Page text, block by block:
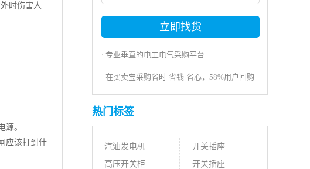
时伤害人
。
应该打到什
立即找货
· 专业垂直的电工电气采购平台
· 在买卖宝采购省时·省钱·省心，58%用户回购
热门标签
汽油发电机
高压开关柜
开关插座
开关插座